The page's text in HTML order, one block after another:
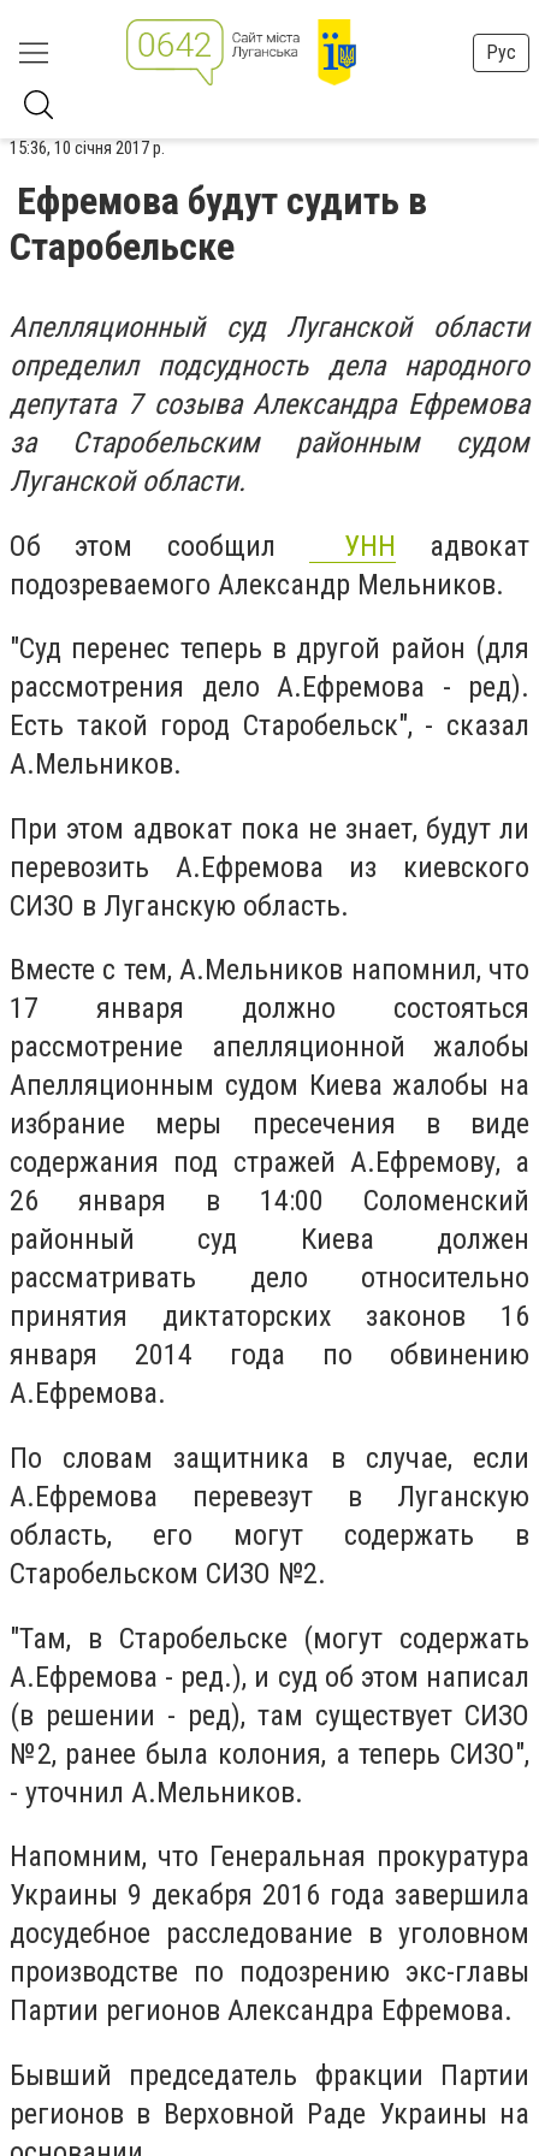
Рус
15:36, 10 січня 2017 р.
Ефремова будут судить в
Старобельске
Апелляционный суд Луганской области
определил подсудность дела народного
депутата 7 созыва Александра Ефремова
за Старобельским районным судом
Луганской области.
Об этом сообщил
УНН адвокат
подозреваемого Александр Мельников.
"Суд перенес теперь в другой район (для
рассмотрения дело А.Ефремова - ред).
Есть такой город Старобельск", - сказал
А.Мельников.
При этом адвокат пока не знает, будут ли
перевозить А.Ефремова из киевского
СИЗО в Луганскую область.
Вместе с тем, А.Мельников напомнил, что
17 января должно состояться
рассмотрение апелляционной жалобы
Апелляционным судом Киева жалобы на
избрание меры пресечения в виде
содержания под стражей А.Ефремову, а
26 января в 14:00 Соломенский
районный суд Киева должен
рассматривать дело относительно
принятия диктаторских законов 16
января 2014 года по обвинению
А.Ефремова.
По словам защитника в случае, если
А.Ефремова перевезут в Луганскую
область, его могут содержать в
Старобельском СИЗО №2.
"Там, в Старобельске (могут содержать
А.Ефремова - ред.), и суд об этом написал
(в решении - ред), там существует СИЗО
№2, ранее была колония, а теперь СИЗО",
- уточнил А.Мельников.
Напомним, что Генеральная прокуратура
Украины 9 декабря 2016 года завершила
досудебное расследование в уголовном
производстве по подозрению экс-главы
Партии регионов Александра Ефремова.
Бывший председатель фракции Партии
регионов в Верховной Раде Украины на